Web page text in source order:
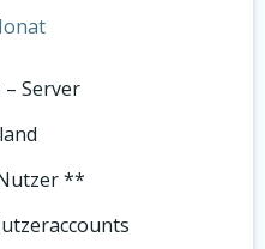
Server
**